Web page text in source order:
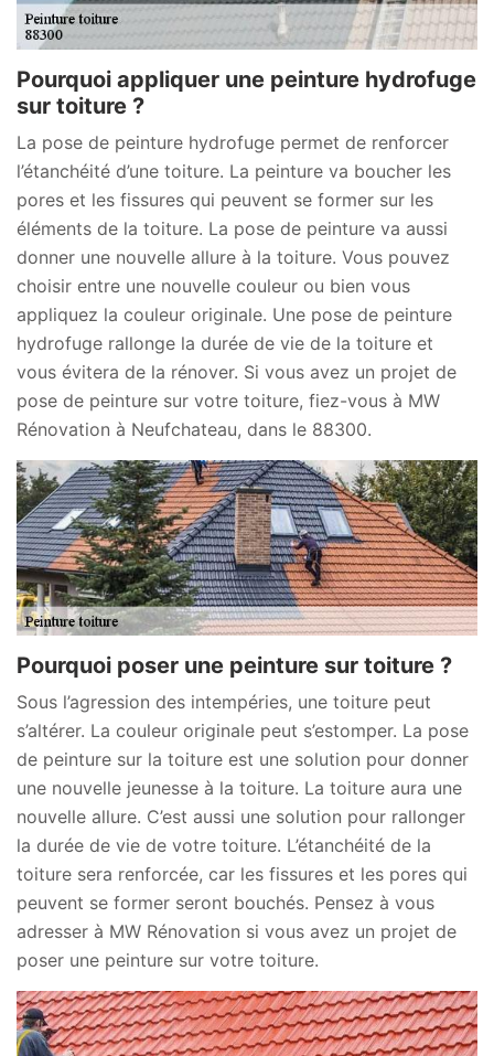
Pourquoi appliquer une peinture hydrofuge
sur toiture ?
La pose de peinture hydrofuge permet de renforcer
l’étanchéité d’une toiture. La peinture va boucher les
pores et les fissures qui peuvent se former sur les
éléments de la toiture. La pose de peinture va aussi
donner une nouvelle allure à la toiture. Vous pouvez
choisir entre une nouvelle couleur ou bien vous
appliquez la couleur originale. Une pose de peinture
hydrofuge rallonge la durée de vie de la toiture et
vous évitera de la rénover. Si vous avez un projet de
pose de peinture sur votre toiture, fiez-vous à MW
Rénovation à Neufchateau, dans le 88300.
Pourquoi poser une peinture sur toiture ?
Sous l’agression des intempéries, une toiture peut
s’altérer. La couleur originale peut s’estomper. La pose
de peinture sur la toiture est une solution pour donner
une nouvelle jeunesse à la toiture. La toiture aura une
nouvelle allure. C’est aussi une solution pour rallonger
la durée de vie de votre toiture. L’étanchéité de la
toiture sera renforcée, car les fissures et les pores qui
peuvent se former seront bouchés. Pensez à vous
adresser à MW Rénovation si vous avez un projet de
poser une peinture sur votre toiture.